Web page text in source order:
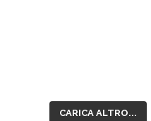
CARICA ALTRO...